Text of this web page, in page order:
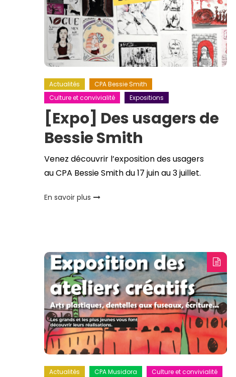
Actualités
CPA Bessie Smith
Culture et convivialité
Expositions
[Expo] Des usagers de
Bessie Smith
Venez découvrir l’exposition des usagers
au CPA Bessie Smith du 17 juin au 3 juillet.
En savoir plus
Actualités CPA Musidora
Culture et convivialité